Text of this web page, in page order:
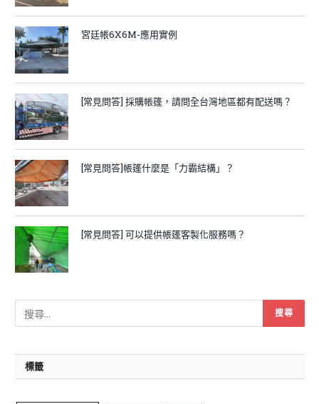
宮廷帳6X6M-應用實例
[常見問答] 採購帳篷，請問全台灣地區都有配送嗎？
[常見問答]帳篷什麼是「力霸結構」？
[常見問答] 可以提供帳篷客製化服務嗎？
標籤